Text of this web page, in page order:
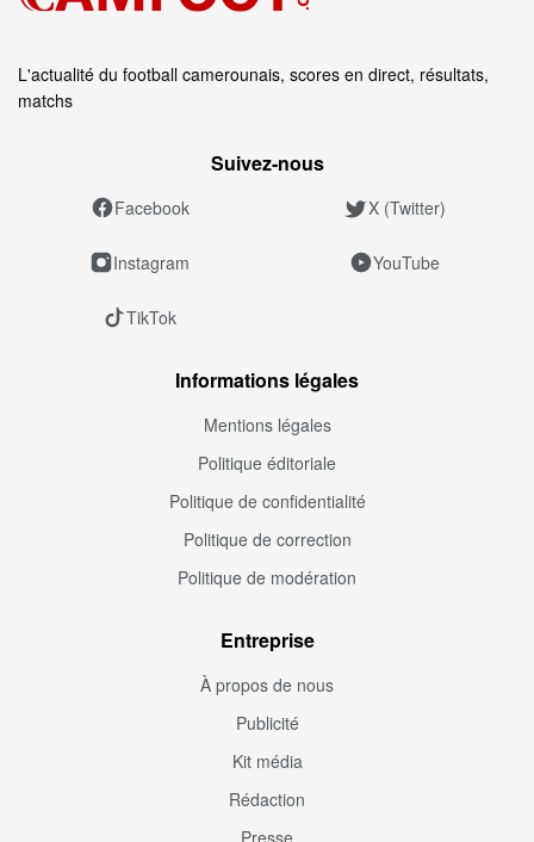
L'actualité du football camerounais, scores en direct, résultats,
matchs
Suivez‑nous
Facebook X (Twitter)
Instagram YouTube
TikTok
Informations légales
Mentions légales
Politique éditoriale
Politique de confidentialité
Politique de correction
Politique de modération
Entreprise
À propos de nous
Publicité
Kit média
Rédaction
Presse